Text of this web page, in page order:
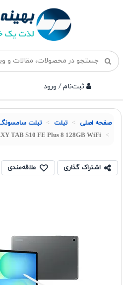
ثبت‌نام / ورود
صفحه اصلی تبلت تبلت
TAB S10 FE Plus 8 128GB WiFi
اشتراک گذاری علاقه‌مندی